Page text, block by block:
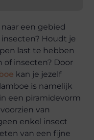
een gebied
Houdt je
last te hebben
of insecten? Door
kan je jezelf
is namelijk
een piramidevorm
van
enkel insect
van een fijne